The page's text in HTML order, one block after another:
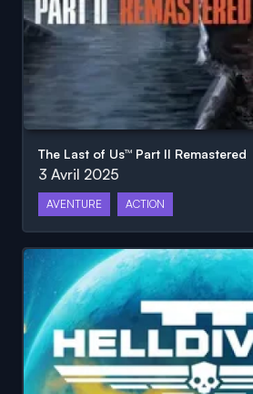
The Last of Us™ Part II Remastered
3 Avril 2025
AVENTURE ACTION